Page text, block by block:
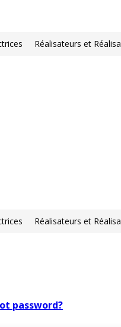
Réalisateurs et
Réalisateurs et
password?